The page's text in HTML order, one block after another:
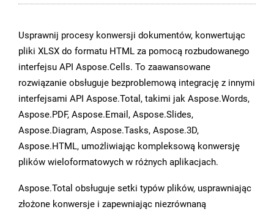
Usprawnij procesy konwersji dokumentów, konwertując
pliki XLSX do formatu HTML za pomocą rozbudowanego
interfejsu API Aspose.Cells. To zaawansowane
rozwiązanie obsługuje bezproblemową integrację z innymi
interfejsami API Aspose.Total, takimi jak Aspose.Words,
Aspose.PDF, Aspose.Email, Aspose.Slides,
Aspose.Diagram, Aspose.Tasks, Aspose.3D,
Aspose.HTML, umożliwiając kompleksową konwersję
plików wieloformatowych w różnych aplikacjach.
Aspose.Total obsługuje setki typów plików, usprawniając
złożone konwersje i zapewniając niezrównaną